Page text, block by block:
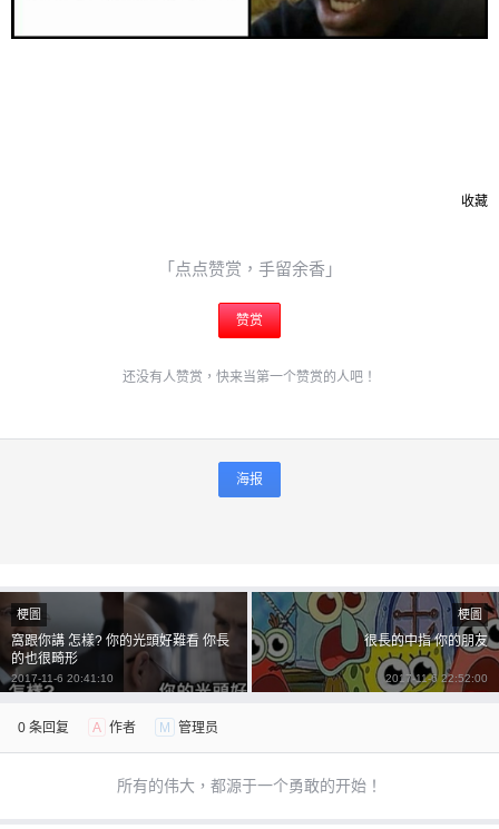
收藏
「点点赞赏，手留余香」
赞赏
还没有人赞赏，快来当第一个赞赏的人吧！
海报
梗圖
窩跟你講 怎樣? 你的光頭好難看 你長
的也很畸形
2017-11-6 20:41:10
梗圖
很長的中指 你的朋友
2017-11-6 22:52:00
0 条回复 A 作者 M 管理员
所有的伟大，都源于一个勇敢的开始！